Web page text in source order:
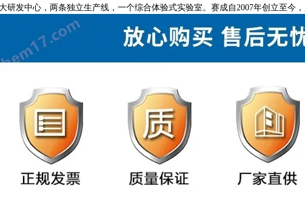
研发中心，两条独立生产线，一个综合体验式实验室。赛成自2007年创立至今，